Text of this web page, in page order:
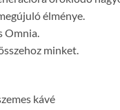
élménye.
Omnia.
minket.
kávé